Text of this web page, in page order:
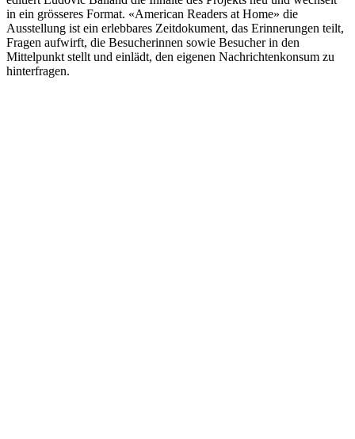
in ein grösseres Format. «American Readers at Home» die
Ausstellung ist ein erlebbares Zeitdokument, das Erinnerungen teilt,
Fragen aufwirft, die Besucherinnen sowie Besucher in den
Mittelpunkt stellt und einlädt, den eigenen Nachrichtenkonsum zu
hinterfragen.